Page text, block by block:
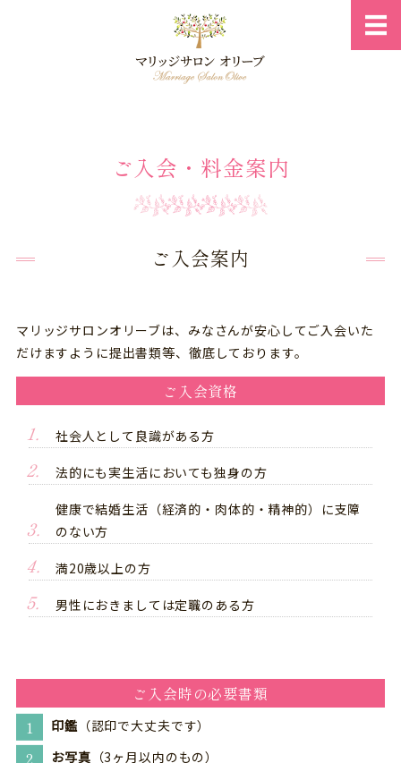
岐阜県の
ご入会・料金案内
ご成婚までのプロセス
相談所概要
ご入会・料金案内
ご入会案内
マリッジサロンオリーブは、みなさんが安心してご入会いた
だけますように提出書類等、徹底しております。
ご入会資格
社会人として良識がある方
法的にも実生活においても独身の方
健康で結婚生活（経済的・肉体的・精神的）に支障
のない方
満20歳以上の方
男性におきましては定職のある方
ご入会時の必要書類
印鑑 （認印で大丈夫です）
お写真 （3ヶ月以内のもの）